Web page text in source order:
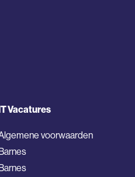
Vacatures
voorwaarden